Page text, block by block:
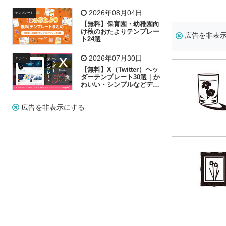
テンプレート 2026年08月04日
【無料】保育園・幼稚園向
け秋のおたよりテンプレー
ト24選
デザイン 2026年07月30日
【無料】X（Twitter）ヘッ
ダーテンプレート30選｜か
わいい・シンプルなどデザ
広告を非表示にする
広告を非表